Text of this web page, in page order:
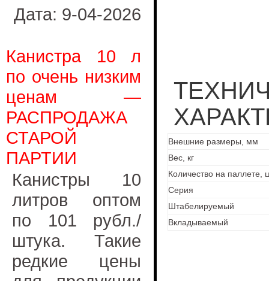
Дата: 9-04-2026
Канистра 10 л
по очень низким
ценам —
РАСПРОДАЖА
СТАРОЙ
ПАРТИИ
Канистры 10
литров оптом
по 101 рубл./
штука. Такие
редкие цены
Внешние размеры, мм
Вес, кг
Количество на паллете,
Серия
Штабелируемый
Вкладываемый